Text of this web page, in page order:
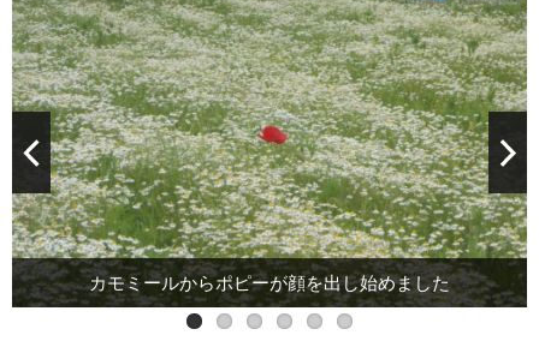
カモミールからポピーが顔を出し始めました
ポピー
ツツジ
シャクヤク
ネモフィラ
クレマチス